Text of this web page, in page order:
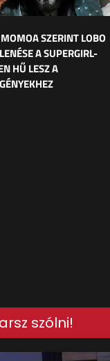
SZERINT LOBO
A SUPERGIRL-
HŰ LESZ A
szólni!